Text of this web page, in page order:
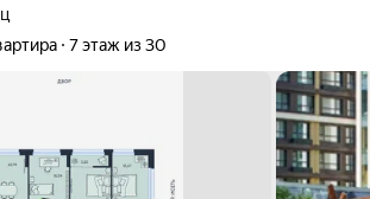
7 этаж из 30